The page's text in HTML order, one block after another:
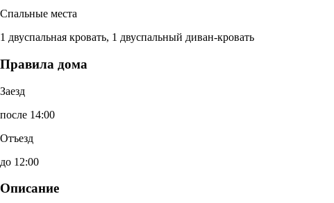
Спальные места
1 двуспальная кровать, 1 двуспальный диван-кровать
Правила дома
Заезд
после 14:00
Отъезд
до 12:00
Описание